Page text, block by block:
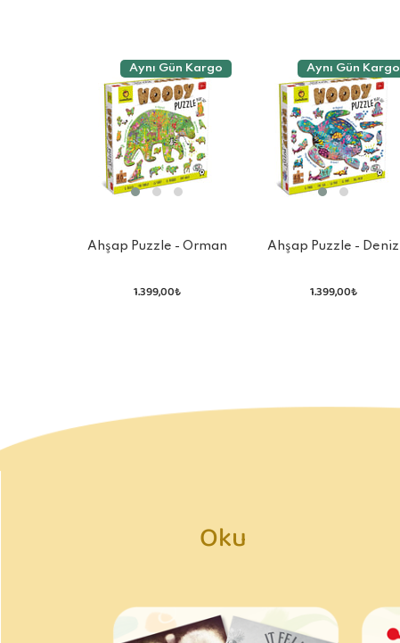
Aynı Gün Kargo
Ahşap Puzzle - Orman
1.399,00₺
Aynı Gün Kargo
Ahşap Puzzle - Deniz
1.399,00₺
Oku